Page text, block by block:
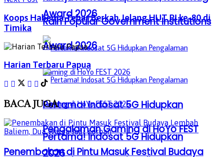
Award 2026
Pertama! Indosat 5G Hidupkan
Pengalaman Gaming di HoYo FEST
2026
Raih Popular Government Institutions
Award 2026
Pertama! Indosat 5G Hidupkan
Koops Habema Tebar Berkah Jelang HUT RI ke-80 di
Timika
Harian Terbaru Papua
BACAJUGA
Penembakan di Pintu Masuk Festival Budaya